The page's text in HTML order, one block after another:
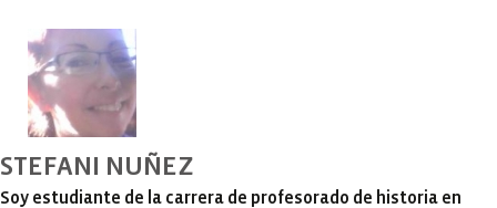
STEFANI NUÑEZ
Soy estudiante de la carrera de profesorado de historia en